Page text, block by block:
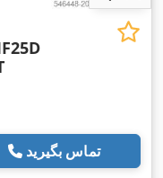
تماس بگیرید